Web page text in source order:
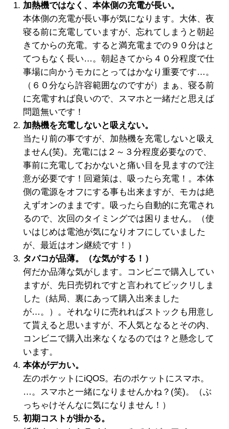
加熱機ではなく、本体側の充電が長い。
本体側の充電が長い事が気になります。大体、夜
寝る前に充電していますが、忘れてしまうと朝起
きてからの充電。すると満充電までの９０分はと
てつもなく長い…。朝起きてから４０分程度で仕
事場に向かうモカにとってはかなり重要です…。
（６０分なら許容範囲なのですが）まぁ、寝る前
に充電すれば良いので、スマホと一緒だと思えば
問題無いです！
加熱機を充電しないと吸えない。
当たり前の事ですが、加熱機を充電しないと吸え
ません(笑)。充電には２～３分程度必要なので、
事前に充電しておかないと痛い目を見ますので注
意が必要です！回避策は、吸ったら充電！。本体
側の電源をオフにする事も出来ますが、モカは絶
えずオンのままです。吸ったら自動的に充電され
るので、次回のタイミングでは困りません。（使
いはじめは電池が気になりオフにしていました
が、最近はオン継続です！）
タバコが品薄。（な気がする！）
何だか品薄な気がします。コンビニで購入してい
ますが、先日売切れですと言われてビックリしま
した（結局、裏にあって購入出来ました
が…。）。それなりに売れればストックも用意し
て貰えると思いますが、不人気となるとその内、
コンビニで購入出来なくなるのでは？と懸念して
います。
本体がデカい。
左のポケットにiQOS。右のポケットにスマホ。
…。スマホと一緒になりませんかね？(笑)。（ぶ
っちゃけそんなに気になりません！）
初期コストが掛かる。